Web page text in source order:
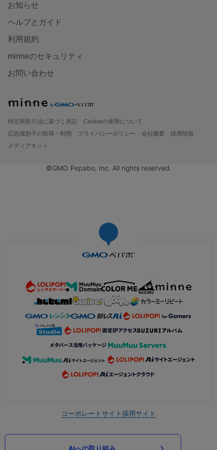
お知らせ
ヘルプとガイド
利用規約
minneのセキュリティ
お問い合わせ
特定商取引法に基づく表記
Cookieの使用について
広告識別子の取得・利用
プライバシーポリシー 会社概要
採用情報
メディアキット
©GMO Pepabo, Inc. All rights reserved.
コーポレートサイト採用サイト
AIへの取り組み